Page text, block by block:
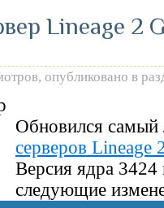
Lineage 2
опубликовано в
Обновился
серверов Lineage
Версия ядра 3424
следующие